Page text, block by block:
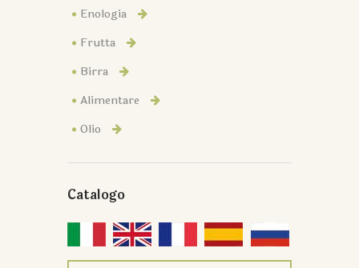
Enologia
Frutta
Birra
Alimentare
Olio
Catalogo